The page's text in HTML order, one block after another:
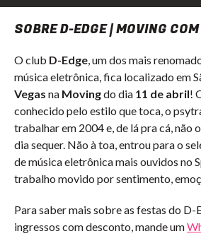
SOBRE D-EDGE | MOVING
O club D-Edge, um dos mais
música eletrônica, fica localizado em
Vegas na Movingdo dia 11 de abril!
conhecido pelo estilo que toca, o
trabalhar em 2004 e, de lá pra cá, não
dia sequer. Não à toa, entrou para o
de música eletrônica mais ouvidos no
trabalho movido por sentimento,
Para saber mais sobre as festas do D-
ingressos com desconto, mande um